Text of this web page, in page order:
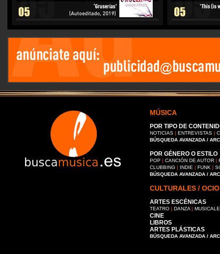
MÚSICA
POR TIPO DE
NOTICIAS | ENTREVISTAS |
BÚSQUEDA AVANZADA /
POR GÉNERO O ESTILO
POP | CANCIÓN DE AUTOR |
CLUBBING | INDIE | FUNK |
BÚSQUEDA AVANZADA /
CULTURALES / OCIO
ARTES ESCÉNICAS
TEATRO | DANZA |
CINE
LIBROS
ARTES PLÁSTICAS
BÚSQUEDA AVANZADA /